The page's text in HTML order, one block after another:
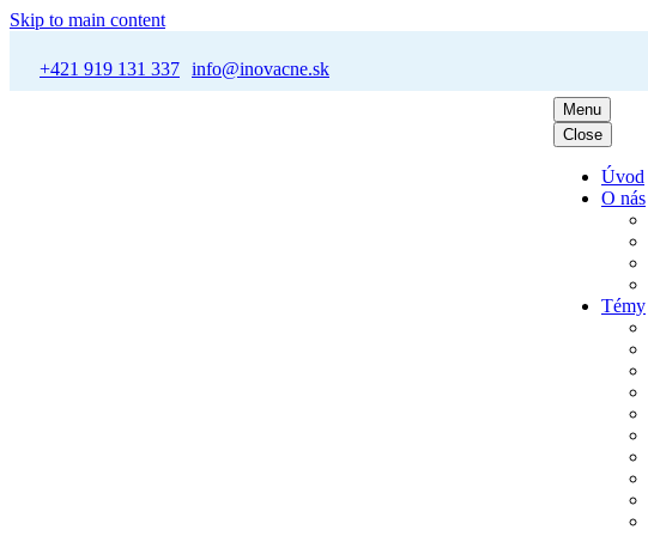
Skip to main content
+421 919 131 337 info@inovacne.sk
Menu
Close
Úvod
O nás
Témy